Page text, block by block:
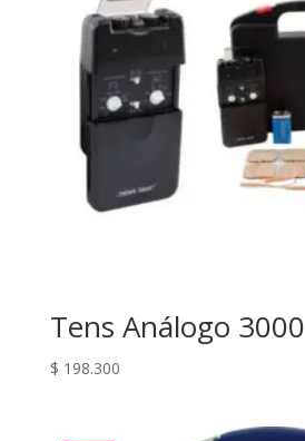
Tens Análogo 3000
$ 198.300